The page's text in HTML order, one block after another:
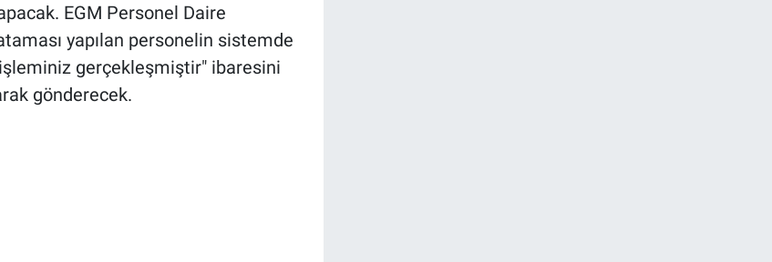
EGM Personel Daire
yapılan personelin sistemde
gerçekleşmiştir" ibaresini
gönderecek.